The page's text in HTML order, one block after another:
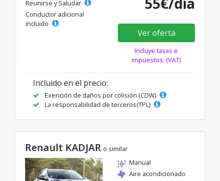
Reunirse y Saludar
Conductor adicional
incluido
Ver oferta
Incluye tasas e
impuestos. (VAT)
Incluido en el precio:
Exención de daños por colisión (CDW)
La responsabilidad de terceros(TPL)
Renault KADJAR o similar
Manual
Aire acondicionado